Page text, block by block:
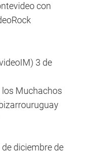
con
3 de
Muchachos
de diciembre de